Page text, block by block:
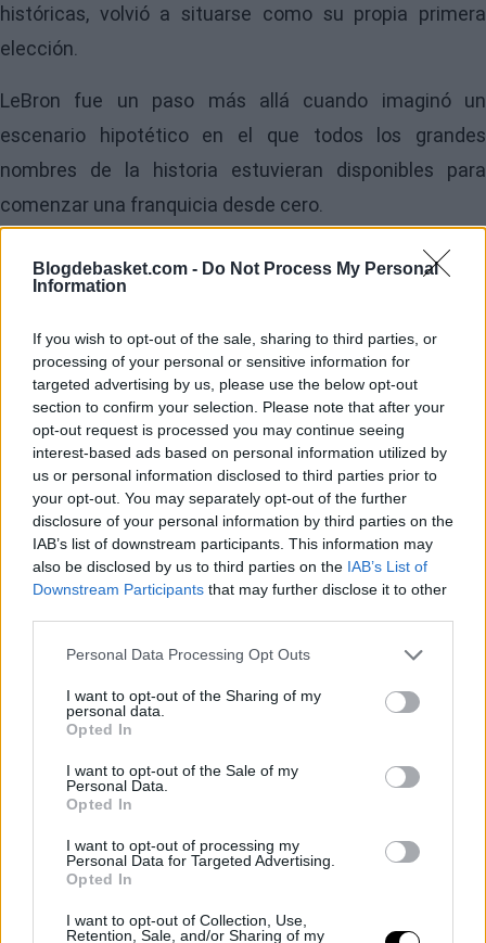
Blogdebasket.com - Do Not Process My Personal
Information
If you wish to opt-out of the sale, sharing to third parties, or
processing of your personal or sensitive information for
targeted advertising by us, please use the below opt-out
section to confirm your selection. Please note that after your
opt-out request is processed you may continue seeing
interest-based ads based on personal information utilized by
us or personal information disclosed to third parties prior to
your opt-out. You may separately opt-out of the further
disclosure of your personal information by third parties on the
IAB’s list of downstream participants. This information may
also be disclosed by us to third parties on the IAB’s List of
Downstream Participants that may further disclose it to other
Personal Data Processing Opt Outs
I want to opt-out of the Sharing of my
personal data.
Opted In
I want to opt-out of the Sale of my
Personal Data.
Opted In
I want to opt-out of processing my
Personal Data for Targeted Advertising.
Opted In
I want to opt-out of Collection, Use,
Retention, Sale, and/or Sharing of my
históricas, volvió a situarse como su propia primera
elección.
LeBron fue un paso más allá cuando imaginó un
escenario hipotético en el que todos los grandes
nombres de la historia estuvieran disponibles para
comenzar una franquicia desde cero.
"Si hay un gerente general y nos está evaluando a
todos, con la primera selección del draft, será difícil
Una afirmación que vuelve a poner sobre la mesa el
eterno debate entre generaciones y que alimenta una
discusión que sigue dividiendo a aficionados y analistas
del baloncesto.
Logros destacados de LeBron James
Campeonatos de la NBA
4
MVP de la temporada
Más partidos ganados en la NBA
Más tiros realizados en la NBA
El impacto más allá
del baloncesto
Durante la conversación también fue preguntado por
otra comparación habitual: su influencia como figura